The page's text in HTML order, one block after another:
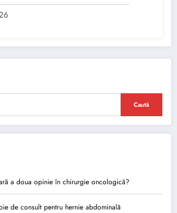
Caută
a doua opinie în chirurgie oncologică?
de consult pentru hernie abdominală